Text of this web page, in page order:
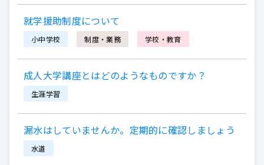
就学援助制度について
小中学校 制度・業務 学校・教育
成人大学講座とはどのようなものですか？
生涯学習
漏水はしていませんか。定期的に確認しましょう
水道